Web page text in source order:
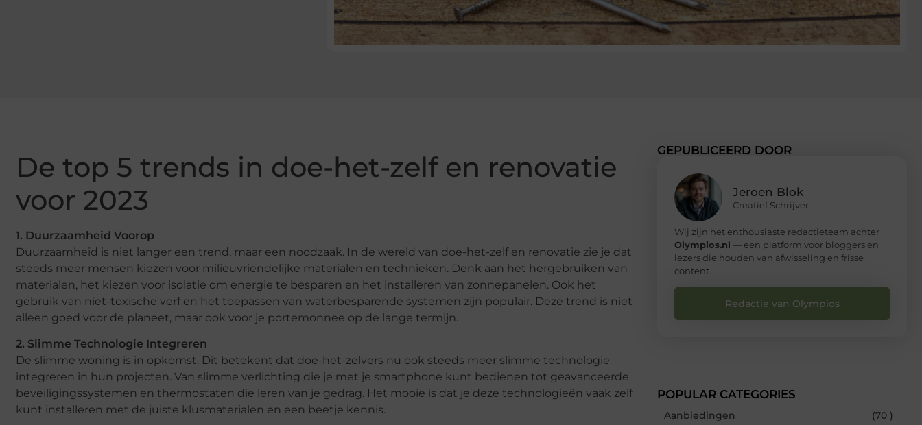
De top 5 trends in doe-het-zelf en renovatie
voor 2023
1. Duurzaamheid Voorop
Duurzaamheid is niet langer een trend, maar een noodzaak. In de wereld van doe-het-zelf en renovatie zie je dat
steeds meer mensen kiezen voor milieuvriendelijke materialen en technieken. Denk aan het hergebruiken van
materialen, het kiezen voor isolatie om energie te besparen en het installeren van zonnepanelen. Ook het
gebruik van niet-toxische verf en het toepassen van waterbesparende systemen zijn populair. Deze trend is niet
alleen goed voor de planeet, maar ook voor je portemonnee op de lange termijn.
2. Slimme Technologie Integreren
De slimme woning is in opkomst. Dit betekent dat doe-het-zelvers nu ook steeds meer slimme technologie
integreren in hun projecten. Van slimme verlichting die je met je smartphone kunt bedienen tot geavanceerde
beveiligingssystemen en thermostaten die leren van je gedrag. Het mooie is dat je deze technologieën vaak zelf
kunt installeren met de juiste klusmaterialen en een beetje kennis.
GEPUBLICEERD DOOR
Jeroen Blok
Creatief Schrijver
Wij zijn het enthousiaste redactieteam achter
Olympios.nl — een platform voor bloggers en
lezers die houden van afwisseling en frisse
content.
Redactie van Olympios
POPULAR CATEGORIES
Aanbiedingen
(70 )